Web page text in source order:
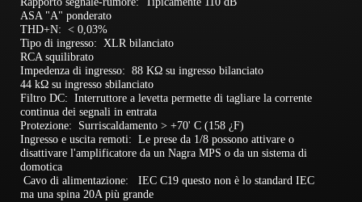
ASA "A" ponderato
THD+N: < 0,03%
Tipo di ingresso: XLR bilanciato
RCA squilibrato
Impedenza di ingresso: 88 KΩ su ingresso bilanciato
44 kΩ su ingresso sbilanciato
Filtro DC: Interruttore a levetta permette di tagliare la corrente
continua dei segnali in entrata
Protezione: Surriscaldamento > +70' C (158 ¿F)
Ingresso e uscita remoti: Le prese da 1/8 possono attivare o
disattivare l'amplificatore da un Nagra MPS o da un sistema di
domotica
Cavo di alimentazione: IEC C19 questo non è lo standard IEC
ma una spina 20A più grande